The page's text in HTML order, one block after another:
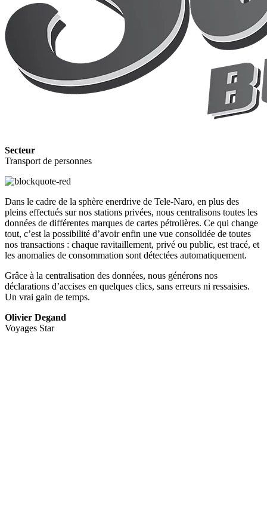
Secteur
Transport de personnes
Dans le cadre de la sphère enerdrive de Tele-Naro, en plus des
pleins effectués sur nos stations privées, nous centralisons toutes les
données de différentes marques de cartes pétrolières. Ce qui change
tout, c’est la possibilité d’avoir enfin une vue consolidée de toutes
nos transactions : chaque ravitaillement, privé ou public, est tracé, et
les anomalies de consommation sont détectées automatiquement.
Grâce à la centralisation des données, nous générons nos
déclarations d’accises en quelques clics, sans erreurs ni ressaisies.
Un vrai gain de temps.
Olivier Degand
Voyages Star